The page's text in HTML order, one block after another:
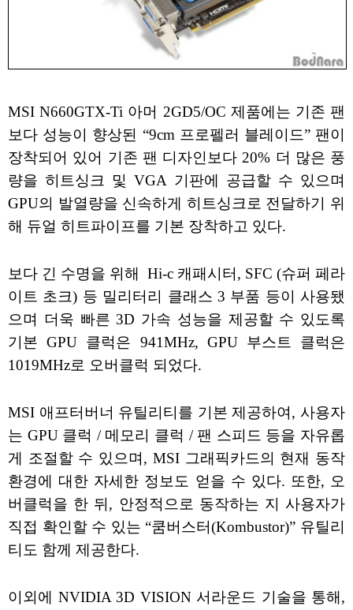
MSI N660GTX-Ti 아머 2GD5/OC 제품에는 기존 팬
보다 성능이 향상된 “9cm 프로펠러 블레이드” 팬이
장착되어 있어 기존 팬 디자인보다 20% 더 많은 풍
량을 히트싱크 및 VGA 기판에 공급할 수 있으며
GPU의 발열량을 신속하게 히트싱크로 전달하기 위
해 듀얼 히트파이프를 기본 장착하고 있다.
보다 긴 수명을 위해 Hi-c 캐패시터, SFC (슈퍼 페라
이트 초크) 등 밀리터리 클래스 3 부품 등이 사용됐
으며 더욱 빠른 3D 가속 성능을 제공할 수 있도록
기본 GPU 클럭은 941MHz, GPU 부스트 클럭은
1019MHz로 오버클럭 되었다.
MSI 애프터버너 유틸리티를 기본 제공하여, 사용자
는 GPU 클럭 / 메모리 클럭 / 팬 스피드 등을 자유롭
게 조절할 수 있으며, MSI 그래픽카드의 현재 동작
환경에 대한 자세한 정보도 얻을 수 있다. 또한, 오
버클럭을 한 뒤, 안정적으로 동작하는 지 사용자가
직접 확인할 수 있는 “쿰버스터(Kombustor)” 유틸리
티도 함께 제공한다.
이외에 NVIDIA 3D VISION 서라운드 기술을 통해,